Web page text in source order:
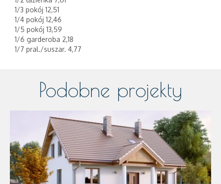
1/3 pokój 12,51
1/4 pokój 12,46
1/5 pokój 13,59
1/6 garderoba 2,18
1/7 pral./suszar. 4,77
Podobne projekty